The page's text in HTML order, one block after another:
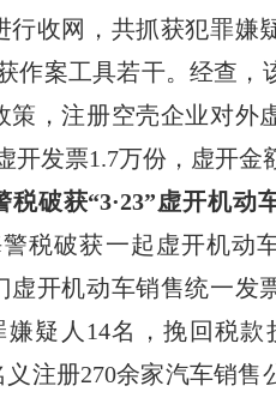
行收网，共抓获犯罪嫌
作案工具若干。经查，
策，注册空壳企业对外
开发票1.7万份，虚开金
税破获“3·23”虚开机动
警税破获一起虚开机动
虚开机动车销售统一发
疑人14名，挽回税款
注册270余家汽车销售